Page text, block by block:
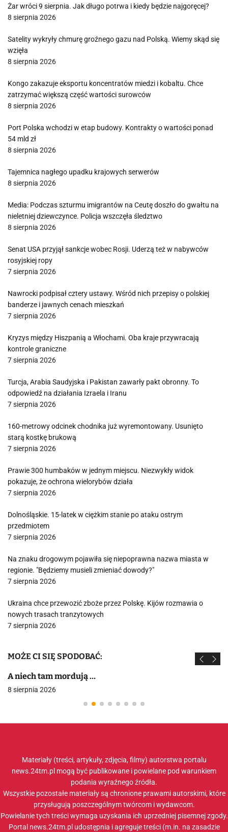
Żar wróci 9 sierpnia. Jak długo potrwa i kiedy będzie najgoręcej?
8 sierpnia 2026
Satelity wykryły chmurę groźnego gazu nad Polską. Wiemy skąd się
wzięła
8 sierpnia 2026
Kongo zakazuje eksportu koncentratów miedzi i kobaltu. Chce
zatrzymać większą część wartości surowców
8 sierpnia 2026
Port Polska wchodzi w etap budowy. Kontrakty o wartości ponad
54 mld zł
8 sierpnia 2026
Tajemnica nagłego upadku krajowych serwerów
8 sierpnia 2026
Media: Podczas szturmu imigrantów na Ceutę doszło do gwałtu na
nieletniej dziewczynce. Policja wszczęła śledztwo
8 sierpnia 2026
Senat USA przyjął sankcje wobec Rosji. Uderzą też w nabywców
rosyjskiej ropy
7 sierpnia 2026
Nawrocki podpisał cztery ustawy. Wśród nich przepisy o polskiej
banderze i jawnych cenach mieszkań
7 sierpnia 2026
Kryzys między Hiszpanią a Włochami. Oba kraje przywracają
kontrole graniczne
7 sierpnia 2026
Turcja, Arabia Saudyjska i Pakistan zawarły pakt obronny. To
odpowiedź na działania Izraela i Iranu
7 sierpnia 2026
160-metrowy odcinek chodnika już wyremontowany. Usunięto
starą kostkę brukową
7 sierpnia 2026
Prawie 300 humbaków w jednym miejscu. Niezwykły widok
pokazuje, że ochrona wielorybów działa
7 sierpnia 2026
Dolnośląskie. 15-latek w ciężkim stanie po ataku ostrym
przedmiotem
7 sierpnia 2026
Na znaku drogowym pojawiła się niepoprawna nazwa miasta w
regionie. "Będziemy musieli zmieniać dowody?"
7 sierpnia 2026
Ukraina chce przewozić zboże przez Polskę. Kijów rozmawia o
nowych trasach tranzytowych
7 sierpnia 2026
MOŻE CI SIĘ SPODOBAĆ:
A niech tam mordują …
8 sierpnia 2026
Materiały (treści, artykuły, zdjęcia, filmy) autorstwa portalu
news.24tm.pl mogą być publikowane i powielane pod warunkiem
podania wyraźnego źródła.
Wszystkie pozostałe materiały są chronione prawami autorskimi, które
przysługują poszczególnym twórcom i wydawcom.
Powielanie tych treści wymaga uzyskania ich uprzedniej pisemnej zgody.
Portal news.24tm.pl udostępnia i agreguje treści (m.in. na zasadzie